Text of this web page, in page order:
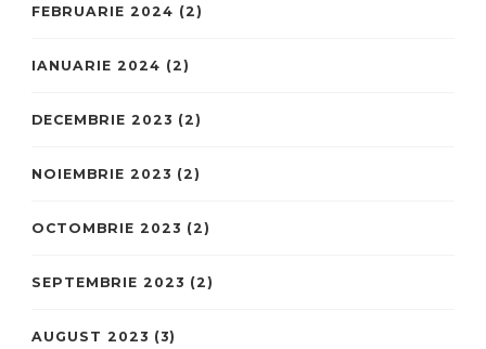
FEBRUARIE 2024 (2)
IANUARIE 2024 (2)
DECEMBRIE 2023 (2)
NOIEMBRIE 2023 (2)
OCTOMBRIE 2023 (2)
SEPTEMBRIE 2023 (2)
AUGUST 2023 (3)